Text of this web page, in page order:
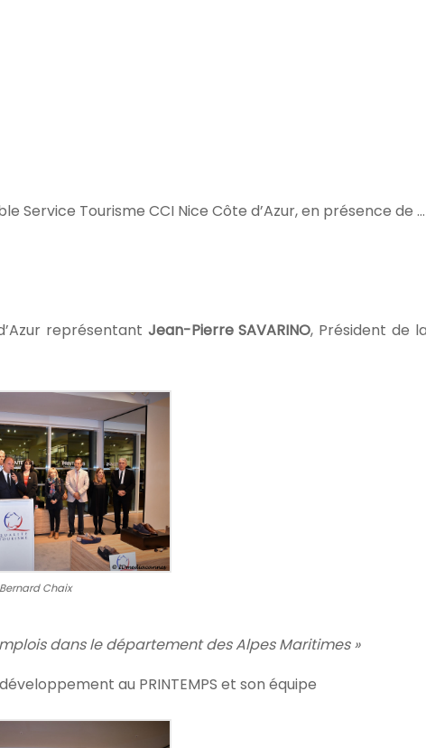
Service Tourisme CCI Nice Côte d’Azur, en présence de …
représentant Jean-Pierre SAVARINO, Président de
Bernard Chaix
dans le département des Alpes Maritimes »
au PRINTEMPS et son équipe